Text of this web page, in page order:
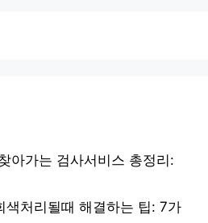
아가는 검사서비스 총정리:
색처리될때 해결하는 팁: 7가